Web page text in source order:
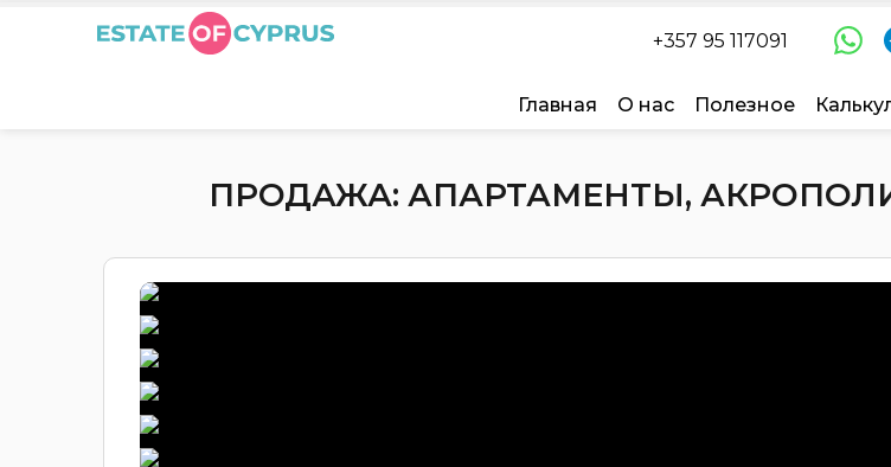
+357 95 117091
Главная О нас Полезное
ПРОДАЖА: АПАРТАМЕНТЫ, АКРОПОЛИ,